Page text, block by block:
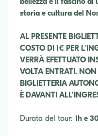
storia e cultura del
AL PRESENTE
COSTO DI 1€ PER
VERRÀ EFETTUATO
VOLTA ENTRATI. NON
BIGLIETTERIA
È DAVANTI
Durata del tour: 1h e